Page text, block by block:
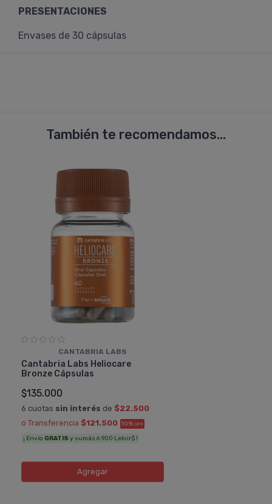
PRESENTACIONES
Envases de 30 cápsulas
También te recomendamos...
CANTABRIA LABS
Cantabria Labs Heliocare
Bronze Cápsulas
$135.000
6 cuotas sin interés de $22.500
ó Transferencia $121.500 10% OFF
¡ Envío GRATIS y sumás 6.900 Leloir$ !
Agregar